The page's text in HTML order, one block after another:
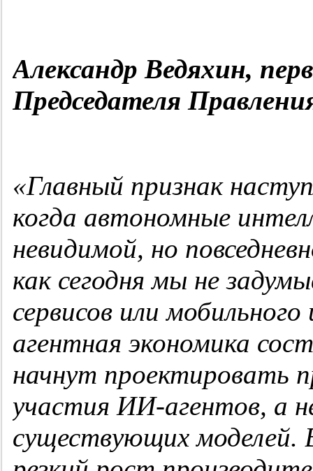
Александр Ведяхин,
Председателя
«Главный признак
когда автономные
невидимой, но
как сегодня мы не
сервисов или мобильн
агентная экономика
начнут проектировать
участия ИИ-агентов, а
существующих